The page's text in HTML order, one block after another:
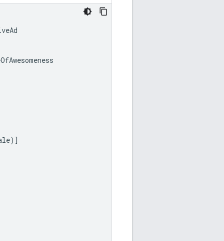
)]